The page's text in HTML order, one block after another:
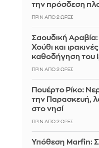
την πρόσδεση
ΠΡΙΝ ΑΠΌ 2 ΏΡΕΣ
Σαουδική Αραβία:
Χούθι και
καθοδήγηση του
ΠΡΙΝ ΑΠΌ 2 ΏΡΕΣ
Πουέρτο Ρίκο:
την Παρασκευή,
στο νησί
ΠΡΙΝ ΑΠΌ 2 ΏΡΕΣ
Υπόθεση Marfin: